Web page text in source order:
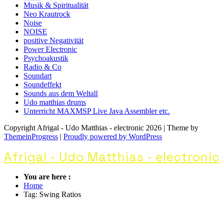
Musik & Spiritualität
Neo Krautrock
Noise
NOISE
positive Negativität
Power Electronic
Psychoakustik
Radio & Co
Soundart
Soundeffekt
Sounds aus dem Weltall
Udo matthias drums
Unterricht MAXMSP Live Java Assembler etc.
Copyright Afrigal - Udo Matthias - electronic 2026 | Theme by
ThemeinProgress | Proudly powered by WordPress
Afrigal - Udo Matthias - electronic
You are here :
Home
Tag: Swing Ratios